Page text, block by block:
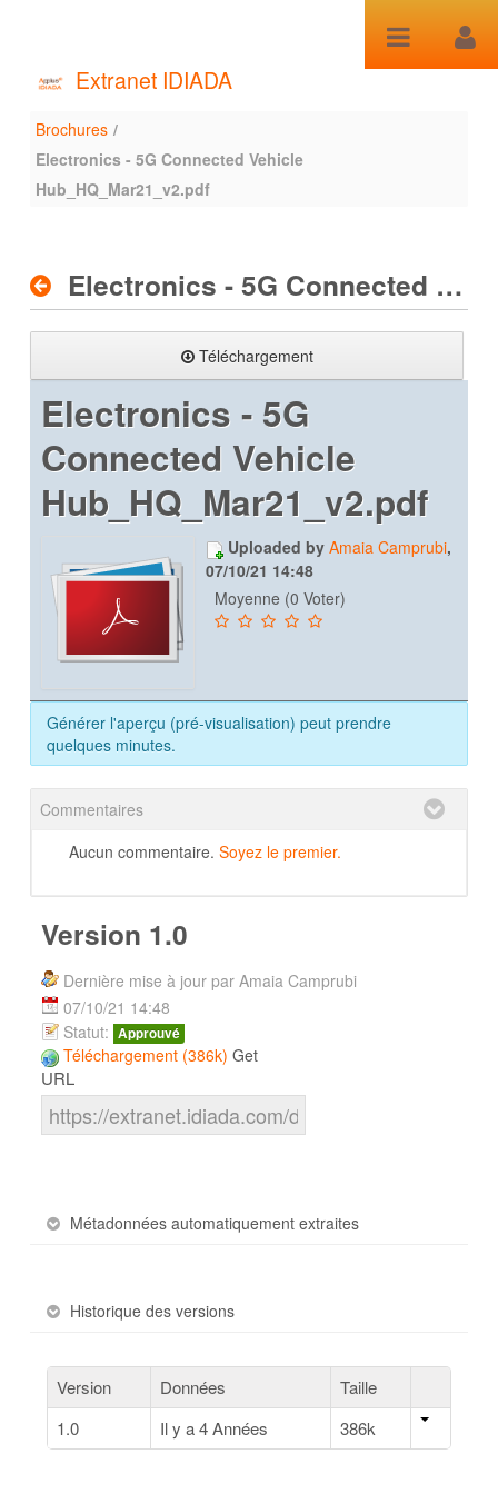
Extranet IDIADA
Brochures
Brochures /
Electronics - 5G Connected Vehicle
Hub_HQ_Mar21_v2.pdf
Electronics - 5G Connected Vehicle Hub_HQ_Mar21_v2.pdf
Téléchargement
Electronics - 5G
Connected Vehicle
Hub_HQ_Mar21_v2.pdf
Uploaded by Amaia Camprubi,
07/10/21 14:48
Moyenne (0 Voter)
Générer l'aperçu (pré-visualisation) peut prendre
quelques minutes.
Commentaires
Aucun commentaire. Soyez le premier.
Version 1.0
Dernière mise à jour par Amaia Camprubi
07/10/21 14:48
Statut: Approuvé
Téléchargement (386k) Get
URL
Métadonnées automatiquement extraites
Historique des versions
Version Données
Taille
1.0
Il y a 4 Années 386k